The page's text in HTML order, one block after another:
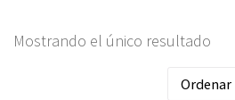
Mostrando el único resultado